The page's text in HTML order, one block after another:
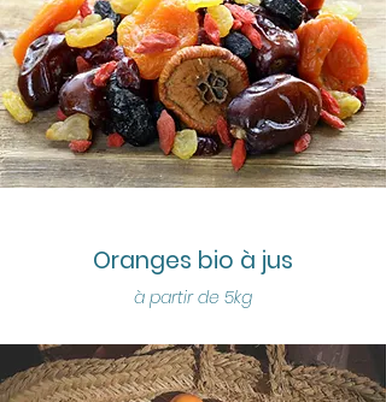
Oranges bio à jus
à partir de 5kg